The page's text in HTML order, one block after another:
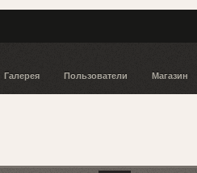
Галерея Пользователи Магазин